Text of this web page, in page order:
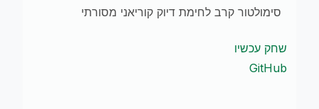
סימולטור קרב לחימת דיוק קוריאני מסורתי
שחק עכשיו
GitHub